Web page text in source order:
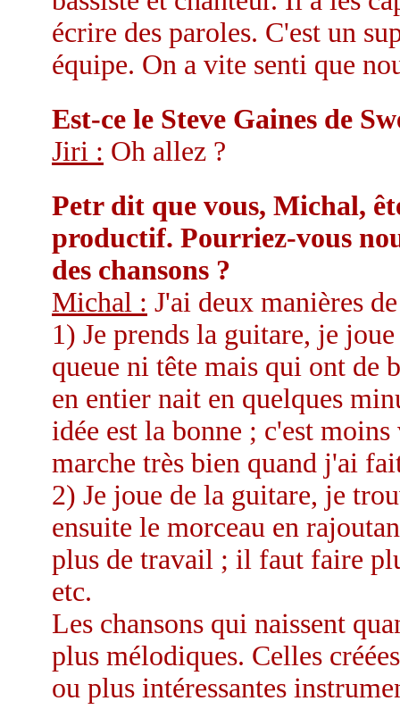
écrire des paroles. C'est un
équipe. On a vite senti que
Est-ce le Steve Gaines de
Jiri : Oh allez ?
Petr dit que vous, Michal,
productif. Pourriez-vous
des chansons ?
Michal : J'ai deux manières
1) Je prends la guitare, je
queue ni tête mais qui ont de
en entier nait en quelques
idée est la bonne ; c'est
marche très bien quand j'ai
2) Je joue de la guitare, je
ensuite le morceau en
plus de travail ; il faut faire
etc.
Les chansons qui naissent
plus mélodiques. Celles
ou plus intéressantes